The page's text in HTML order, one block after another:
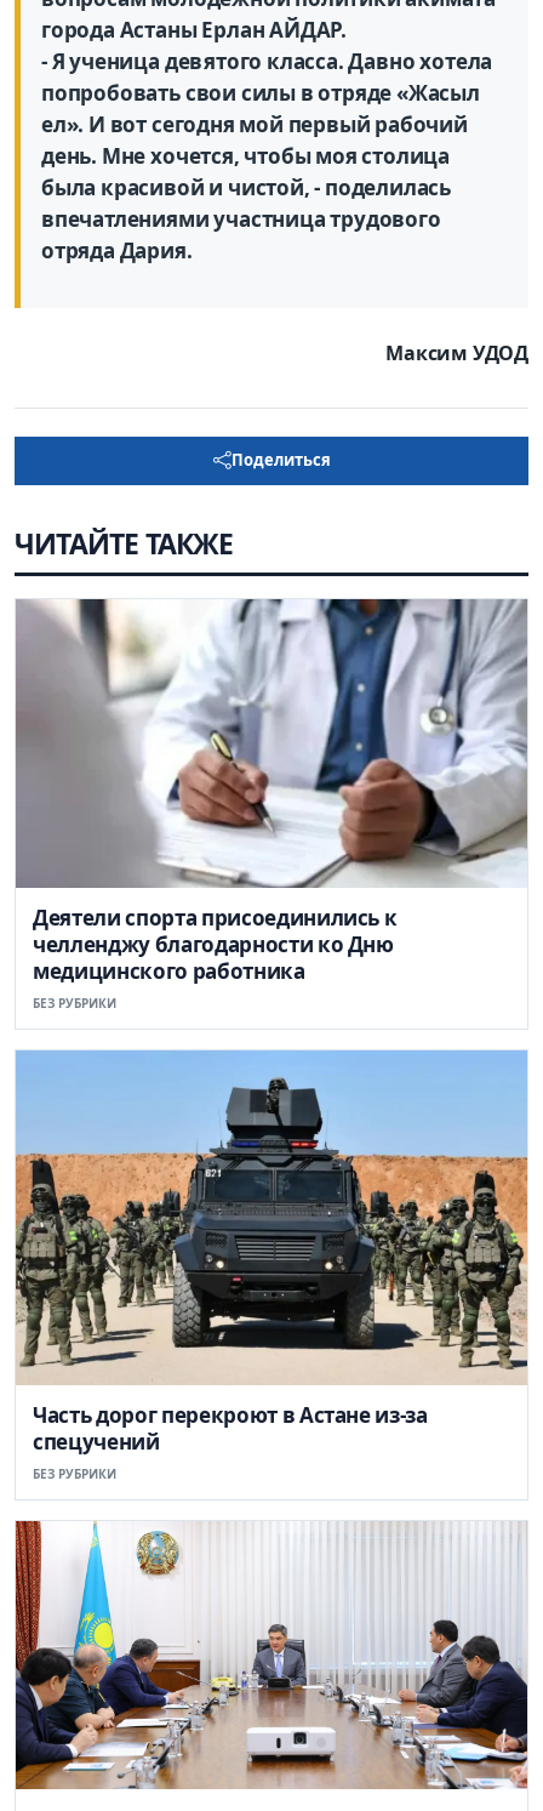
города Астаны Ерлан АЙДАР.
- Я ученица девятого класса. Давно хотела
попробовать свои силы в отряде «Жасыл
ел». И вот сегодня мой первый рабочий
день. Мне хочется, чтобы моя столица
была красивой и чис­той, - поделилась
впечатлениями участница трудового
отряда Дария.
Максим УДОД
Поделиться
ЧИТАЙТЕ ТАКЖЕ
Деятели спорта присоединились к
челленджу благодарности ко Дню
медицинского работника
БЕЗ РУБРИКИ
Часть дорог перекроют в Астане из-за
спецучений
БЕЗ РУБРИКИ